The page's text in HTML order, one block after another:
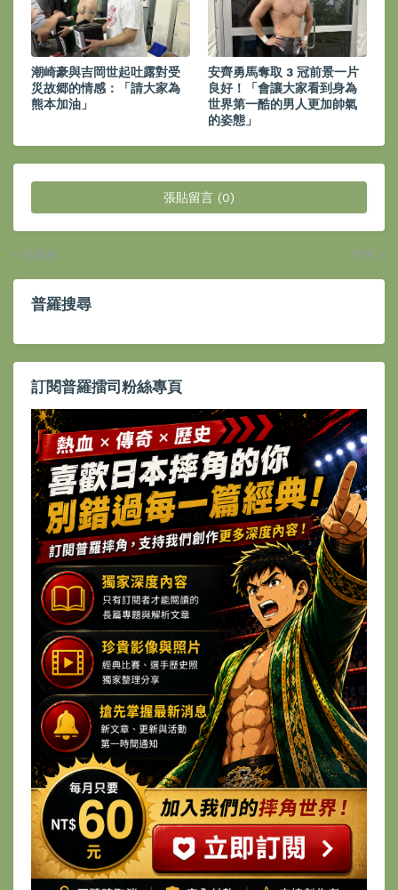
潮崎豪與吉岡世起吐露對受
災故郷的情感：「請大家為
熊本加油」
安齊勇馬奪取 3 冠前景一片
良好！「會讓大家看到身為
世界第一酷的男人更加帥氣
的姿態」
張貼留言 (0)
較新的 較舊
普羅搜尋
訂閱普羅擂司粉絲專頁